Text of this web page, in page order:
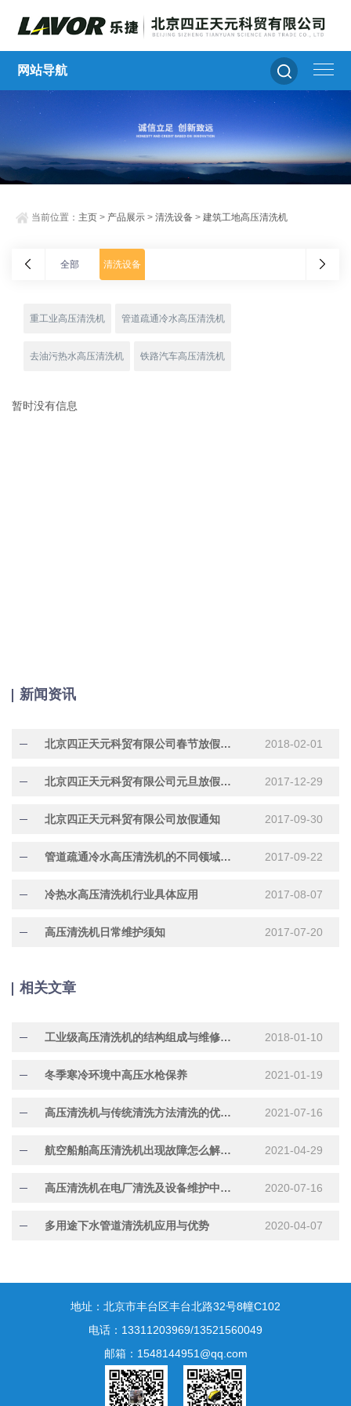
网站导航
当前位置： 主页 > 产品展示 >清洗设备 >建筑工地高压清洗机
全部 清洗设备
重工业高压清洗机 管道疏通冷水高压清洗机
去油污热水高压清洗机 铁路汽车高压清洗机
暂时没有信息
新闻资讯
北京四正天元科贸有限公司春节放假通知 2018-02-01
北京四正天元科贸有限公司元旦放假通知 2017-12-29
北京四正天元科贸有限公司放假通知 2017-09-30
管道疏通冷水高压清洗机的不同领域的应用 2017-09-22
冷热水高压清洗机行业具体应用 2017-08-07
高压清洗机日常维护须知 2017-07-20
相关文章
工业级高压清洗机的结构组成与维修保养 2018-01-10
冬季寒冷环境中高压水枪保养 2021-01-19
高压清洗机与传统清洗方法清洗的优势比较 2021-07-16
航空船舶高压清洗机出现故障怎么解决呢？ 2021-04-29
高压清洗机在电厂清洗及设备维护中的重要性 2020-07-16
多用途下水管道清洗机应用与优势 2020-04-07
地址：北京市丰台区丰台北路32号8幢C102
电话：13311203969/13521560049
邮箱：1548144951@qq.com